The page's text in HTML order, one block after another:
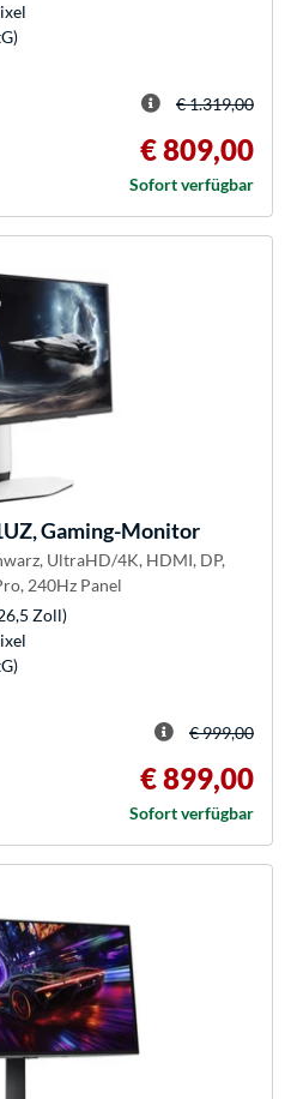
€ 1.319,00
€ 809,00
Sofort verfügbar
Gaming-Monitor
UltraHD/4K, HDMI, DP,
240Hz Panel
Zoll)
€ 999,00
€ 899,00
Sofort verfügbar